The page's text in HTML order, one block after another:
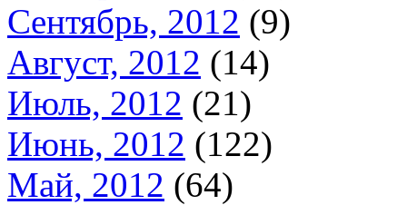
Сентябрь, 2012 (9)
Август, 2012 (14)
Июль, 2012 (21)
Июнь, 2012 (122)
Май, 2012 (64)